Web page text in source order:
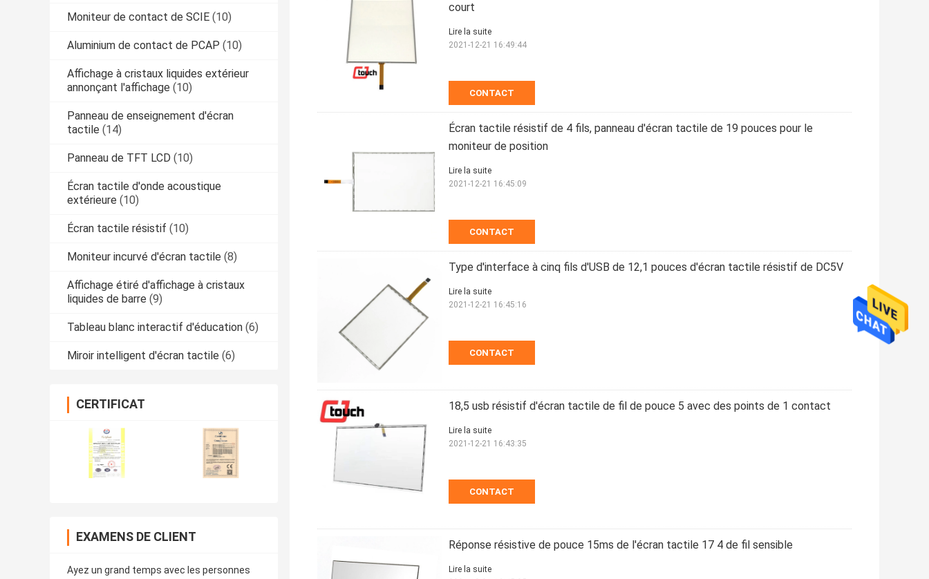
Moniteur de contact de SCIE (10)
Aluminium de contact de PCAP (10)
Affichage à cristaux liquides extérieur
annonçant l'affichage (10)
Panneau de enseignement d'écran
tactile (14)
Panneau de TFT LCD (10)
Écran tactile d'onde acoustique
extérieure (10)
Écran tactile résistif (10)
Moniteur incurvé d'écran tactile (8)
Affichage étiré d'affichage à cristaux
liquides de barre (9)
Tableau blanc interactif d'éducation (6)
Miroir intelligent d'écran tactile (6)
CERTIFICAT
EXAMENS DE CLIENT
Ayez un grand temps avec les personnes
court
CONTACT
Lire la suite
2021-12-21 16:49:44
Écran tactile résistif de 4 fils, panneau d'écran tactile de 19 pouces pour le
moniteur de position
CONTACT
Lire la suite
2021-12-21 16:45:09
Type d'interface à cinq fils d'USB de 12,1 pouces d'écran tactile résistif de DC5V
CONTACT
Lire la suite
2021-12-21 16:45:16
18,5 usb résistif d'écran tactile de fil de pouce 5 avec des points de 1 contact
CONTACT
Lire la suite
2021-12-21 16:43:35
Réponse résistive de pouce 15ms de l'écran tactile 17 4 de fil sensible
Lire la suite